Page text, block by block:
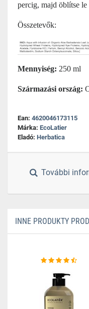
percig, majd öblítse le
Összetevők:
Mennyiség: 250 ml
Származási ország:
Ean: 4620046173115
Márka: EcoLatier
Eladó: Herbatica
További
INNE PRODUKTY